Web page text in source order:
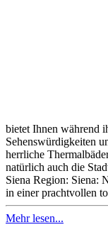
bietet Ihnen während
Sehenswürdigkeiten
herrliche
natürlich auch die
Siena Region: Siena:
in einer prachtvollen
Mehr lesen...